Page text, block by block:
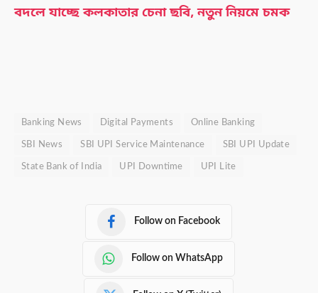
বদলে যাচ্ছে কলকাতার চেনা ছবি, নতুন নিয়মে চমক
Banking News Digital Payments Online Banking
SBI News SBI UPI Service Maintenance SBI UPI Update
State Bank of India UPI Downtime UPI Lite
Follow on Facebook
Follow on WhatsApp